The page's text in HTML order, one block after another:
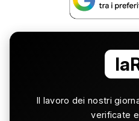
Il lavoro dei nostri
verificate